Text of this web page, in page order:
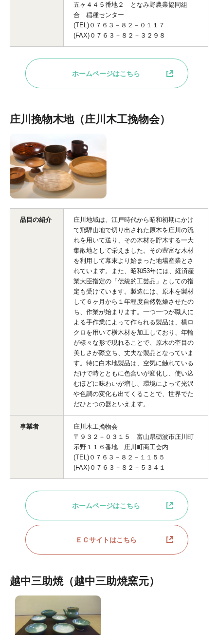
五ヶ４４５番地２ となみ野農業協同組
合 稲種センター
(TEL)０７６３－８２－０１１７
(FAX)０７６３－８２－３２９８
ホームページはこちら
庄川挽物木地（庄川木工挽物会）
品目の紹介
庄川地域は、江戸時代から昭和初期にかけ
て飛騨山地で切り出された原木を庄川の流
れを用いて送り、その木材を貯木する一大
集散地として栄えました。その豊富な木材
を利用して幕末より始まった地場産業とさ
れています。また、昭和53年には、経済産
業大臣指定の「伝統的工芸品」としての指
定も受けています。製造には、原木を製材
して６ヶ月から１年程度自然乾燥させたの
ち、作業が始まります。一つ一つが職人に
よる手作業によって作られる製品は、横ロ
クロを用いて横木材を加工しており、年輪
が様々な形で現れることで、原木の杢目の
美しさが際立ち、丈夫な製品となっていま
す。特に白木地製品は、空気に触れている
だけで時とともに色合いが変化し、使い込
むほどに味わいが増し、環境によって光沢
や色調の変化も出てくることで、世界でた
だひとつの器といえます。
事業者
庄川木工挽物会
〒９３２－０３１５ 富山県砺波市庄川町
示野１１６番地 庄川町商工会内
(TEL)０７６３－８２－１１５５
(FAX)０７６３－８２－５３４１
ホームページはこちら
ＥＣサイトはこちら
越中三助焼（越中三助焼窯元）